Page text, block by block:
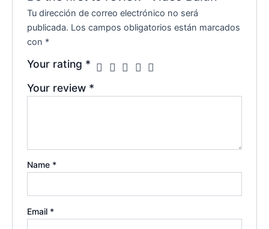
Tu dirección de correo electrónico no será
publicada. Los campos obligatorios están marcados
con *
Your rating *
Your review *
Name *
Email *